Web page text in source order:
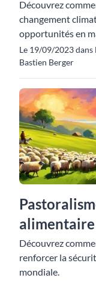
Découvrez
changement
opportunités en
Le 19/09/2023
Bastien Berger
alimentaire
Découvrez
renforcer la
mondiale.